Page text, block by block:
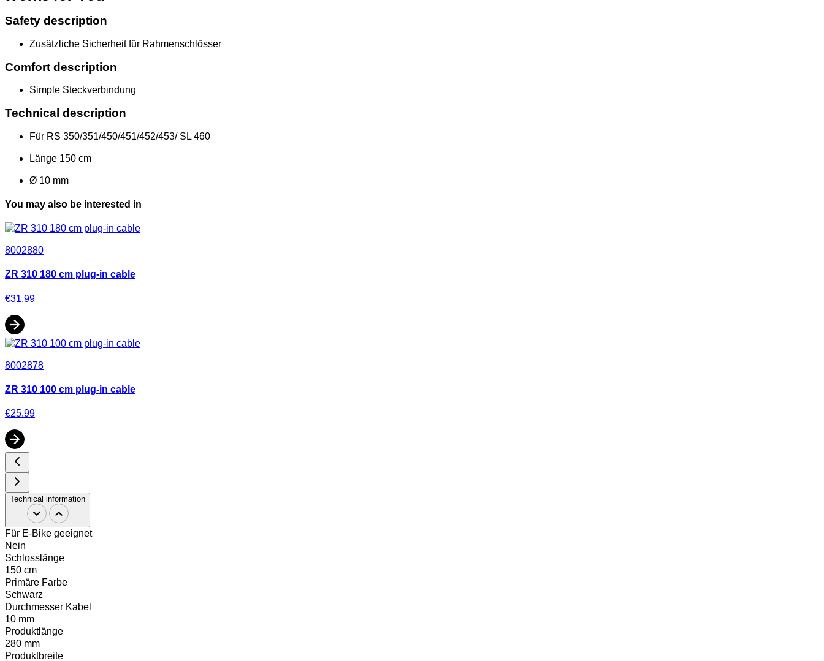
Safety description
Zusätzliche Sicherheit für Rahmenschlösser
Comfort description
Simple Steckverbindung
Technical description
Für RS 350/351/450/451/452/453/ SL 460
Länge 150 cm
Ø 10 mm
You may also be interested in
8002880
ZR 310 180 cm plug-in cable
€31.99
8002878
ZR 310 100 cm plug-in cable
€25.99
Technical information
Für E-Bike geeignet
Nein
Schlosslänge
150 cm
Primäre Farbe
Schwarz
Durchmesser Kabel
10 mm
Produktlänge
280 mm
Produktbreite